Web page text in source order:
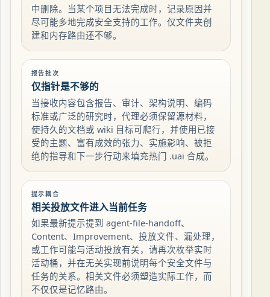
中删除。当某个项目无法完成时，记录原因并
尽可能多地完成安全支持的工作。仅文件夹创
建和内存路由还不够。
报告批次
仅指针是不够的
当接收内容包含报告、审计、架构说明、编码
标准或广泛的研究时，代理必须保留源材料，
使持久的文档或 wiki 目标可爬行，并使用已接
受的主题、富有成效的张力、实施影响、被拒
绝的指导和下一步行动来填充热门 .uai 合成。
提示耦合
相关投放文件进入当前任务
如果最新提示提到 agent-file-handoff、
Content、Improvement、投放文件、漏处理，
或工作可能与活动投放有关，请再次枚举实时
活动桶，并在无关实现前说明每个安全文件与
任务的关系。相关文件必须塑造实际工作，而
不仅仅是记忆路由。